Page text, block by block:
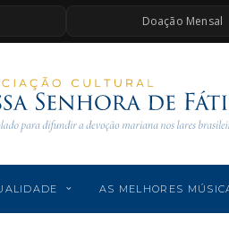
Doação Mensal
AS MELHORES